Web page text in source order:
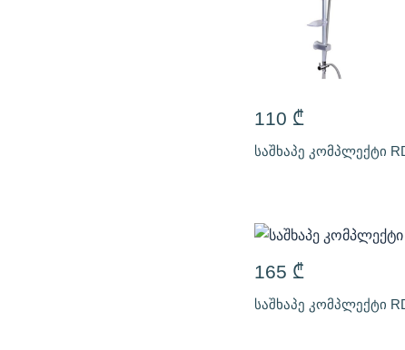
110 ₾
საშხაპე კომპლექტი
165 ₾
საშხაპე კომპლექტი